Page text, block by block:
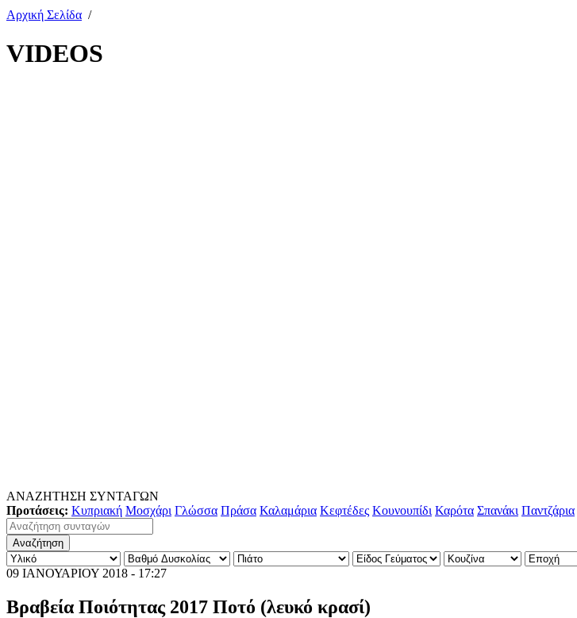
Αρχική Σελίδα /
VIDEOS
ΑΝΑΖΗΤΗΣΗ ΣΥΝΤΑΓΩΝ
Προτάσεις: Κυπριακή Μοσχάρι Γλώσσα Πράσα Καλαμάρια Κεφτέδες Κουνουπίδι Καρότα Σπανάκι Παντζάρια
09 ΙΑΝΟΥΑΡΙΟΥ 2018 - 17:27
Βραβεία Ποιότητας 2017 Ποτό (λευκό κρασί)